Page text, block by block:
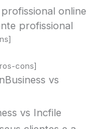
online
profissional
cons]
vs
vs Incfile